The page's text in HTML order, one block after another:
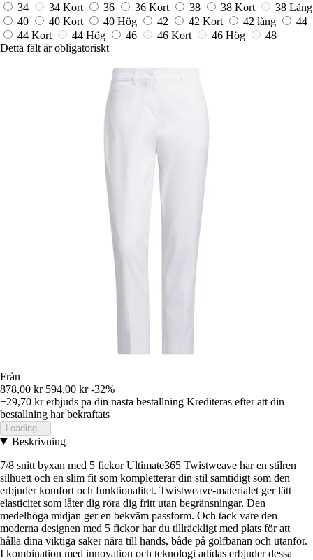
34
34 Kort 36 36 Kort 38 38 Kort
38 Lång
40
40 Kort 40 Hög 42 42 Kort 42 lång
44
44 Kort
44 Hög 46 46 Kort 46 Hög
48
Detta fält är obligatoriskt
Från
878,00 kr 594,00 kr -32%
+29,70 krerbjuds pa din nasta bestallning Krediteras efter att din
bestallning har bekraftats
Loading...
Beskrivning
7/8 snitt byxan med 5 fickor Ultimate365 Twistweave har en stilren
silhuett och en slim fit som kompletterar din stil samtidigt som den
erbjuder komfort och funktionalitet. Twistweave-materialet ger lätt
elasticitet som låter dig röra dig fritt utan begränsningar. Den
medelhöga midjan ger en bekväm passform. Och tack vare den
moderna designen med 5 fickor har du tillräckligt med plats för att
hålla dina viktiga saker nära till hands, både på golfbanan och utanför.
I kombination med innovation och teknologi adidas erbjuder dessa